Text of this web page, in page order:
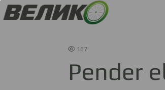
167
Pender